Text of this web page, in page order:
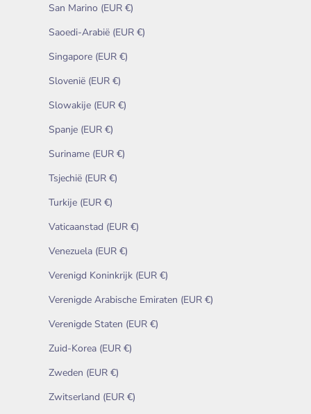
San Marino (EUR €)
Saoedi-Arabië (EUR €)
Singapore (EUR €)
Slovenië (EUR €)
Slowakije (EUR €)
Spanje (EUR €)
Suriname (EUR €)
Tsjechië (EUR €)
Turkije (EUR €)
Vaticaanstad (EUR €)
Venezuela (EUR €)
Verenigd Koninkrijk (EUR €)
Verenigde Arabische Emiraten (EUR €)
Verenigde Staten (EUR €)
Zuid-Korea (EUR €)
Zweden (EUR €)
Zwitserland (EUR €)